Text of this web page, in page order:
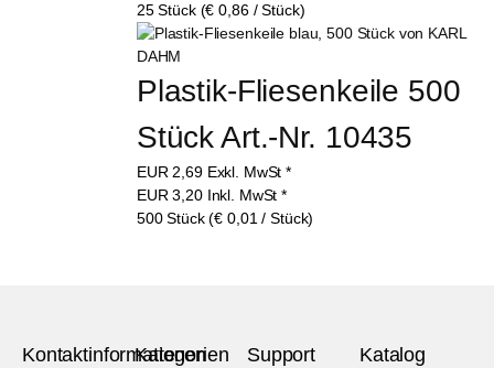
25 Stück (€ 0,86 / Stück)
Plastik-Fliesenkeile 500
Stück Art.-Nr. 10435
EUR2,69 Exkl. MwSt *
EUR3,20 Inkl. MwSt *
500 Stück (€ 0,01 / Stück)
Kontaktinformationen
Kategorien Support
Katalog